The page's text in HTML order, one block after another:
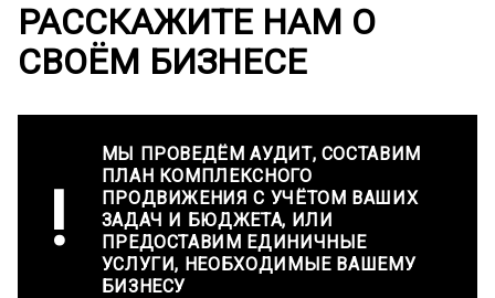
РАССКАЖИТЕ НАМ О
СВОЁМ БИЗНЕСЕ
!
МЫ ПРОВЕДЁМ АУДИТ, СОСТАВИМ
ПЛАН КОМПЛЕКСНОГО
ПРОДВИЖЕНИЯ С УЧЁТОМ ВАШИХ
ЗАДАЧ И БЮДЖЕТА, ИЛИ
ПРЕДОСТАВИМ ЕДИНИЧНЫЕ
УСЛУГИ, НЕОБХОДИМЫЕ ВАШЕМУ
БИЗНЕСУ